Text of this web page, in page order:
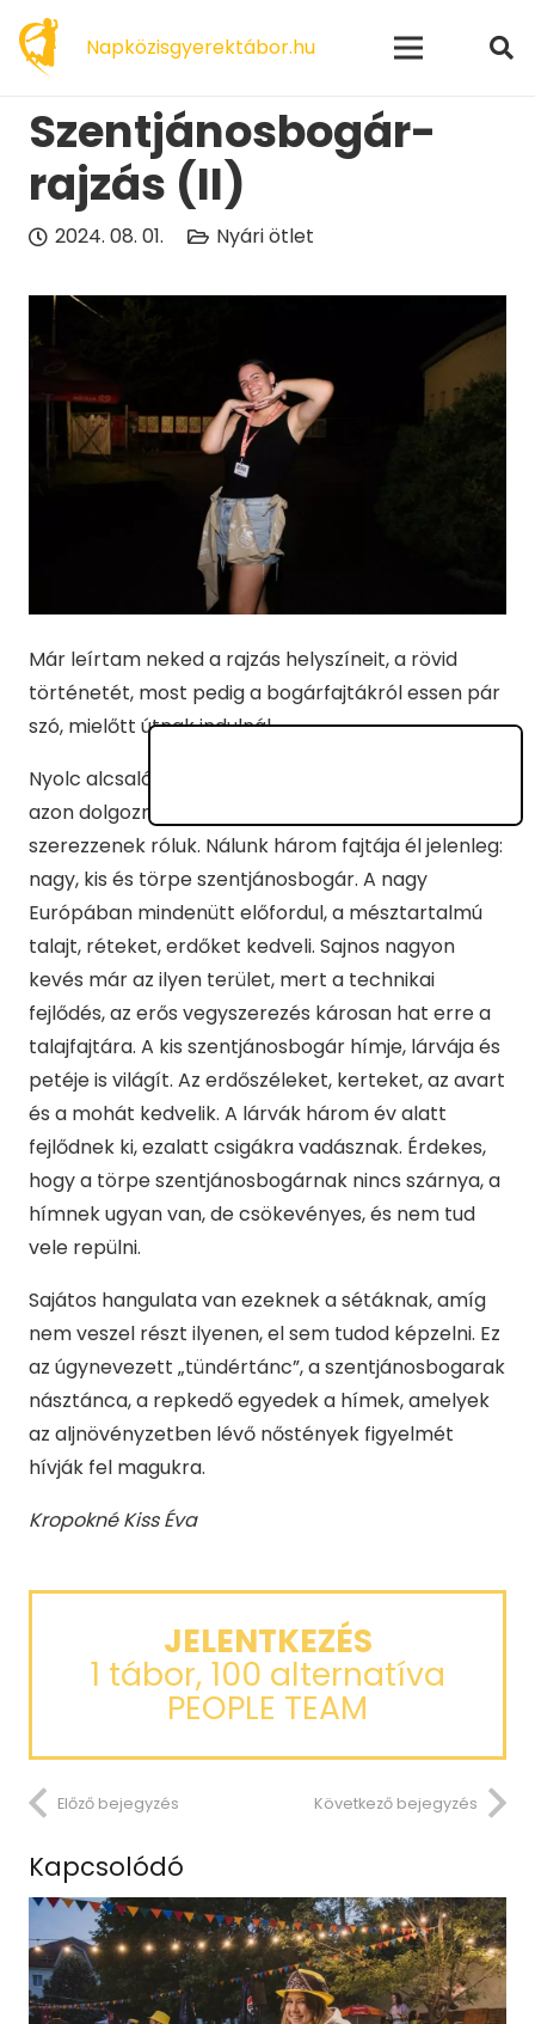
Napközisgyerektábor.hu
Szentjánosbogár-
rajzás (II)
2024. 08. 01. Nyári ötlet
Már leírtam neked a rajzás helyszíneit, a rövid
történetét, most pedig a bogárfajtákról essen pár
szó, mielőtt útnak indulnál.
Nyolc alcsaládot ismernek a tudósok, és mindig
azon dolgoznak, hogy minél több ismeretet
szerezzenek róluk. Nálunk három fajtája él jelenleg:
nagy, kis és törpe szentjánosbogár. A nagy
Európában mindenütt előfordul, a mésztartalmú
talajt, réteket, erdőket kedveli. Sajnos nagyon
kevés már az ilyen terület, mert a technikai
fejlődés, az erős vegyszerezés károsan hat erre a
talajfajtára. A kis szentjánosbogár hímje, lárvája és
petéje is világít. Az erdőszéleket, kerteket, az avart
és a mohát kedvelik. A lárvák három év alatt
fejlődnek ki, ezalatt csigákra vadásznak. Érdekes,
hogy a törpe szentjánosbogárnak nincs szárnya, a
hímnek ugyan van, de csökevényes, és nem tud
vele repülni.
Sajátos hangulata van ezeknek a sétáknak, amíg
nem veszel részt ilyenen, el sem tudod képzelni. Ez
az úgynevezett „tündértánc”, a szentjánosbogarak
násztánca, a repkedő egyedek a hímek, amelyek
az aljnövényzetben lévő nőstények figyelmét
hívják fel magukra.
Kropokné Kiss Éva
JELENTKEZÉS
1 tábor, 100 alternatíva
PEOPLE TEAM
Előző bejegyzés Következő bejegyzés
Kapcsolódó